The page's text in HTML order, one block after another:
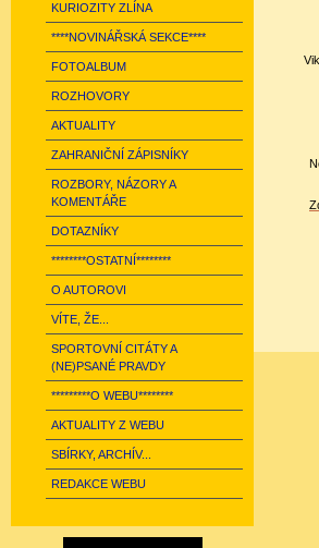
KURIOZITY ZLÍNA
****NOVINÁŘSKÁ SEKCE****
FOTOALBUM
ROZHOVORY
AKTUALITY
ZAHRANIČNÍ ZÁPISNÍKY
ROZBORY, NÁZORY A
KOMENTÁŘE
DOTAZNÍKY
********OSTATNÍ********
O AUTOROVI
VÍTE, ŽE...
SPORTOVNÍ CITÁTY A
(NE)PSANÉ PRAVDY
*********O WEBU********
AKTUALITY Z WEBU
SBÍRKY, ARCHÍV...
REDAKCE WEBU